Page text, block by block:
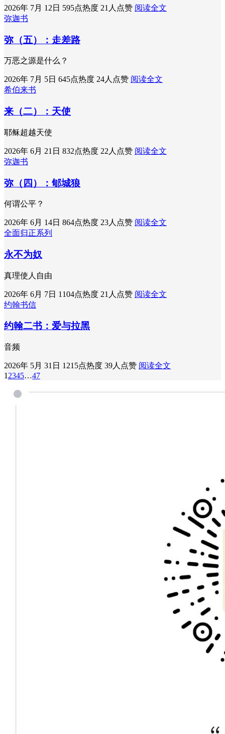
2026年 7月 12日 595点热度 21人点赞 阅读全文
弥迦书
弥（五）：走差路
万恶之源是什么？
2026年 7月 5日 645点热度 24人点赞 阅读全文
希伯来书
来（二）：天使
耶稣超越天使
2026年 6月 21日 832点热度 22人点赞 阅读全文
弥迦书
弥（四）：郇城狼
何谓公平？
2026年 6月 14日 864点热度 23人点赞 阅读全文
全面归正系列
永不为奴
真理使人自由
2026年 6月 7日 1104点热度 21人点赞 阅读全文
约翰书信
约翰二书：爱与拉黑
音频
2026年 5月 31日 1215点热度 39人点赞 阅读全文
1 2345…47